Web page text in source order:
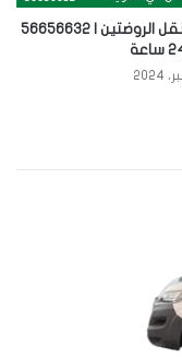
بنشر متنقل الروضتين | 56656632